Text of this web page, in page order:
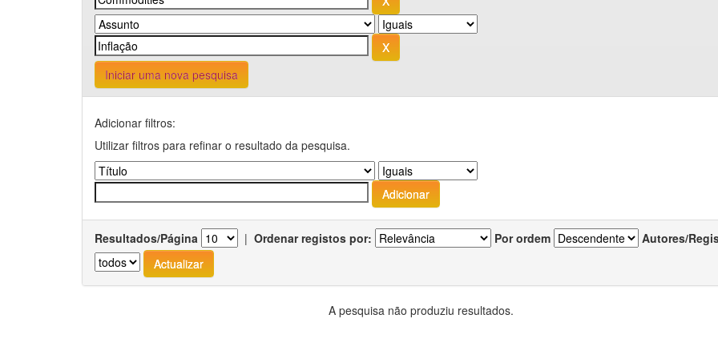
Iniciar uma nova pesquisa
Adicionar filtros:
Utilizar filtros para refinar o resultado da pesquisa.
Resultados/Página | Ordenar registos por: Por ordem Autores/
A pesquisa não produziu resultados.